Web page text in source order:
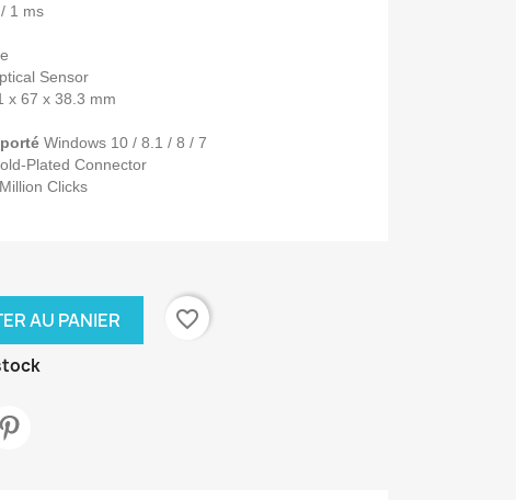
1 ms
Sensor
x 67 x 38.3 mm
Windows 10 / 8.1 / 8 / 7
Plated Connector
Clicks
AU PANIER
favorite_border